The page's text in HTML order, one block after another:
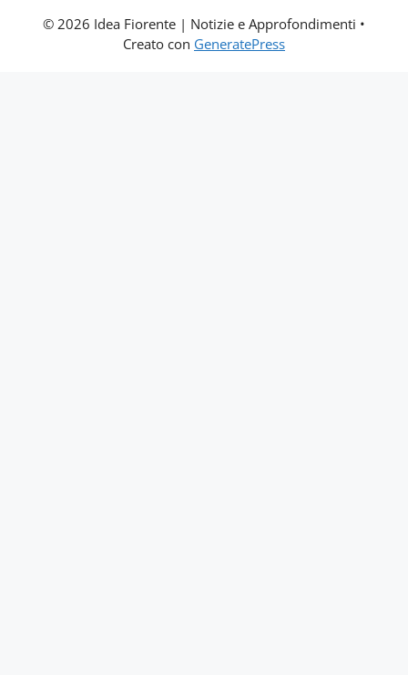
© 2026 Idea Fiorente | Notizie e Approfondimenti •
Creato con GeneratePress